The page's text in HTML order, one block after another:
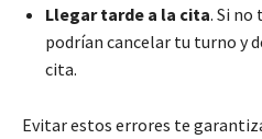
Llegar tarde a la cita. Si
podrían cancelar tu turno y
cita.
Evitar estos errores te